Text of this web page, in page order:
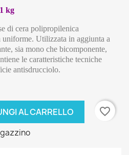
kg
di cera polipropilenica
Utilizzata in aggiunta a
sia mono che bicomponente,
le caratteristiche tecniche
antisdrucciolo.
AL CARRELLO
favorite_border